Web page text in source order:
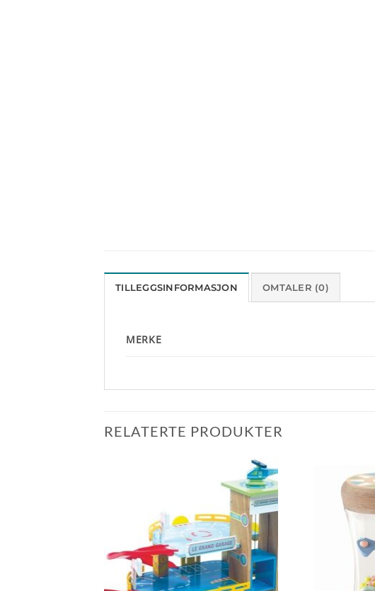
TILLEGGSINFORMASJON OMTALER (0)
MERKE
RELATERTE PRODUKTER